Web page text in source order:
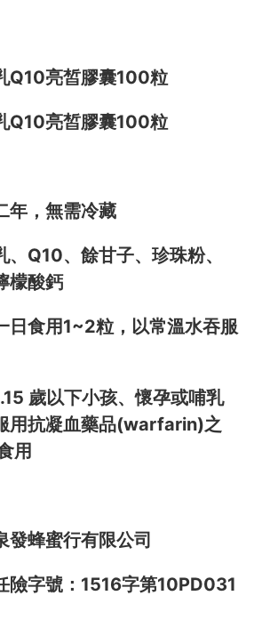
Q10亮皙膠囊100粒
Q10亮皙膠囊100粒
年，無需冷藏
、Q10、餘甘子、珍珠粉、
檬酸鈣
日食用1~2粒，以常溫水吞服
歲以下小孩、懷孕或哺乳
用抗凝血藥品(warfarin)之
用
發蜂蜜行有限公司
險字號：1516字第10PD031